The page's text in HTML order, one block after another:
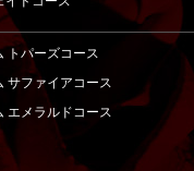
トパーズコース
サファイアコース
エメラルドコース